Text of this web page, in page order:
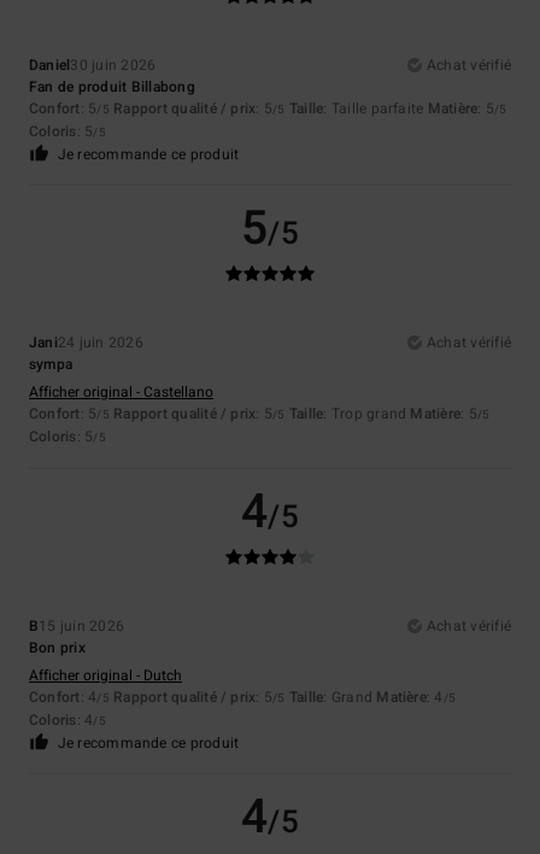
Daniel30 juin 2026
Achat vérifié
Fan de produit Billabong
Confort: 5/5 Rapport qualité / prix: 5/5 Taille: Taille parfaite Matière: 5/5
Coloris: 5/5
Je recommande ce produit
5/5
Jani24 juin 2026
Achat vérifié
sympa
Afficher original - Castellano
Confort: 5/5 Rapport qualité / prix: 5/5 Taille: Trop grand Matière: 5/5
Coloris: 5/5
4/5
B15 juin 2026
Achat vérifié
Bon prix
Afficher original - Dutch
Confort: 4/5 Rapport qualité / prix: 5/5 Taille: Grand Matière: 4 /5
Coloris: 4/5
Je recommande ce produit
4/5